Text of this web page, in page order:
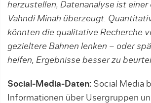
herzustellen, Datenanalyse ist einer
Vahndi Minah überzeugt.
könnten die qualitative Recherche
gezieltere Bahnen lenken – oder
helfen, Ergebnisse besser zu
Social-Media-Daten: Social Media
Informationen über Usergruppen